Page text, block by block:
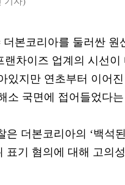
본코리아를 둘러싼 원
차이즈 업계의 시선이
있지만 연초부터 이어
소 국면에 접어들었다
더본코리아의 ‘백석
표기 혐의에 대해 고의